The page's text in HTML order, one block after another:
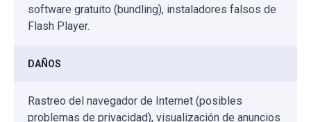
software gratuito (bundling), instaladores falsos de
Flash Player.
DAÑOS
Rastreo del navegador de Internet (posibles
problemas de privacidad), visualización de anuncios